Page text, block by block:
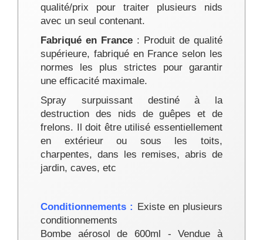
qualité/prix pour traiter plusieurs nids
avec un seul contenant.
Fabriqué en France : Produit de qualité
supérieure, fabriqué en France selon les
normes les plus strictes pour garantir
une efficacité maximale.
Spray surpuissant destiné à la
destruction des nids de guêpes et de
frelons. Il doit être utilisé essentiellement
en extérieur ou sous les toits,
charpentes, dans les remises, abris de
jardin, caves, etc
Conditionnements : Existe en plusieurs
conditionnements
Bombe aérosol de 600ml - Vendue à